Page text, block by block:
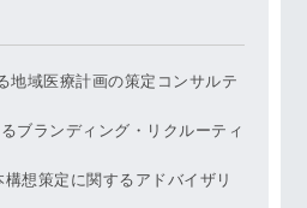
地域医療計画の策定コンサルテ
ブランディング・リクルーティ
想策定に関するアドバイザリ